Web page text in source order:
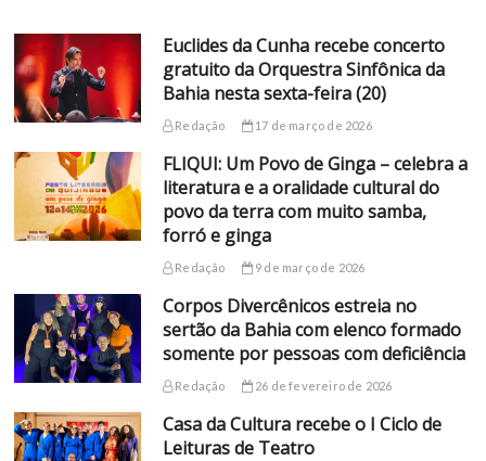
Euclides da Cunha recebe concerto
gratuito da Orquestra Sinfônica da
Bahia nesta sexta-feira (20)
Redação 17 de março de 2026
FLIQUI: Um Povo de Ginga – celebra a
literatura e a oralidade cultural do
povo da terra com muito samba,
forró e ginga
Redação 9 de março de 2026
Corpos Divercênicos estreia no
sertão da Bahia com elenco formado
somente por pessoas com deficiência
Redação 26 de fevereiro de 2026
Casa da Cultura recebe o I Ciclo de
Leituras de Teatro